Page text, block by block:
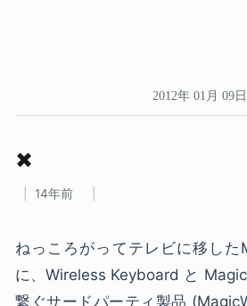
2012年 01月 09日
✖
14年前
ねっころがってテレビに移した
に、Wireless Keyboard と
繋ぐサードパーティ製品